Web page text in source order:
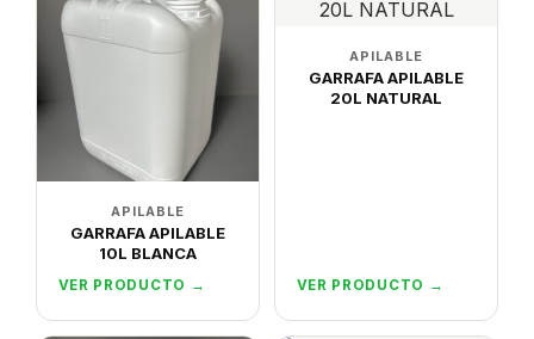
APILABLE
GARRAFA APILABLE
10L BLANCA
VER PRODUCTO →
APILABLE
GARRAFA APILABLE
20L NATURAL
VER PRODUCTO →